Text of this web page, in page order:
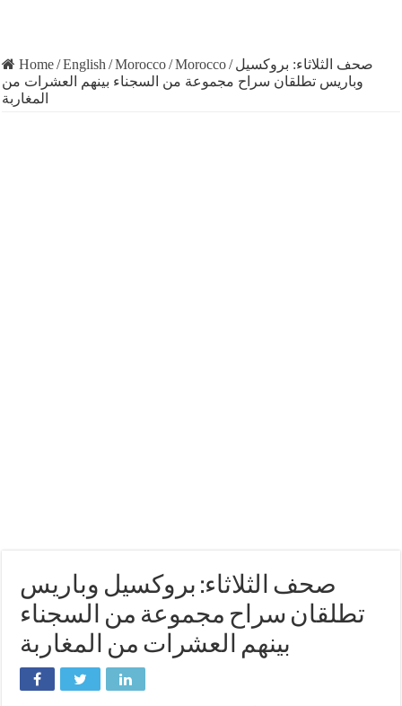
Home/English /Morocco/Morocco/ صحف الثلاثاء: بروكسيل
وباريس تطلقان سراح مجموعة من السجناء بينهم العشرات من
المغاربة
صحف الثلاثاء: بروكسيل وباريس
تطلقان سراح مجموعة من السجناء
بينهم العشرات من المغاربة